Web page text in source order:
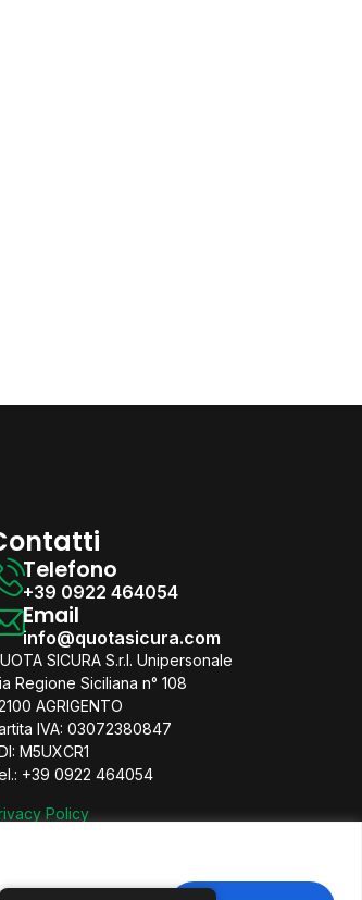
Telefono
+39 0922 464054
Email
info@quotasicura.com
SICURA S.r.l. Unipersonale
Regione Siciliana n° 108
AGRIGENTO
IVA: 03072380847
M5UXCR1
‪+39 0922 464054
Policy